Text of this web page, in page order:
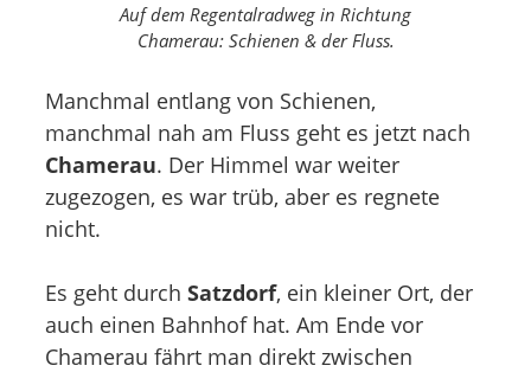
Auf dem Regentalradweg in Richtung
Chamerau: Schienen & der Fluss.
Manchmal entlang von Schienen,
manchmal nah am Fluss geht es jetzt nach
Chamerau. Der Himmel war weiter
zugezogen, es war trüb, aber es regnete
nicht.
Es geht durch Satzdorf, ein kleiner Ort, der
auch einen Bahnhof hat. Am Ende vor
Chamerau fährt man direkt zwischen